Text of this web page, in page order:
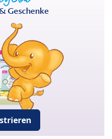
Geschenke